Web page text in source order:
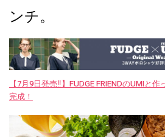
ンチ。
【7月9日発売‼︎】FUDGE FRIENDのUMIと
完成！